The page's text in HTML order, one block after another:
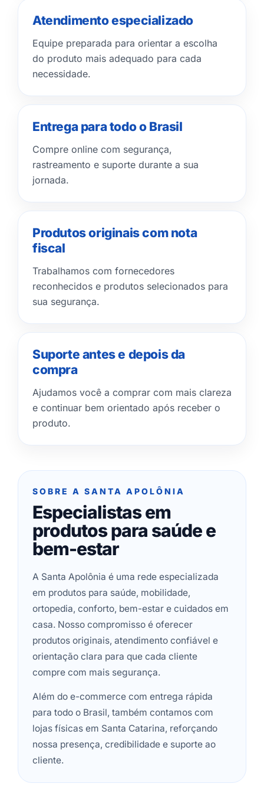
Atendimento especializado
Equipe preparada para orientar a escolha
do produto mais adequado para cada
necessidade.
Entrega para todo o Brasil
Compre online com segurança,
rastreamento e suporte durante a sua
jornada.
Produtos originais com nota
fiscal
Trabalhamos com fornecedores
reconhecidos e produtos selecionados para
sua segurança.
Suporte antes e depois da
compra
Ajudamos você a comprar com mais clareza
e continuar bem orientado após receber o
produto.
SOBRE A SANTA APOLÔNIA
Especialistas em
produtos para saúde e
bem-estar
A Santa Apolônia é uma rede especializada
em produtos para saúde, mobilidade,
ortopedia, conforto, bem-estar e cuidados em
casa. Nosso compromisso é oferecer
produtos originais, atendimento confiável e
orientação clara para que cada cliente
compre com mais segurança.
Além do e-commerce com entrega rápida
para todo o Brasil, também contamos com
lojas físicas em Santa Catarina, reforçando
nossa presença, credibilidade e suporte ao
cliente.